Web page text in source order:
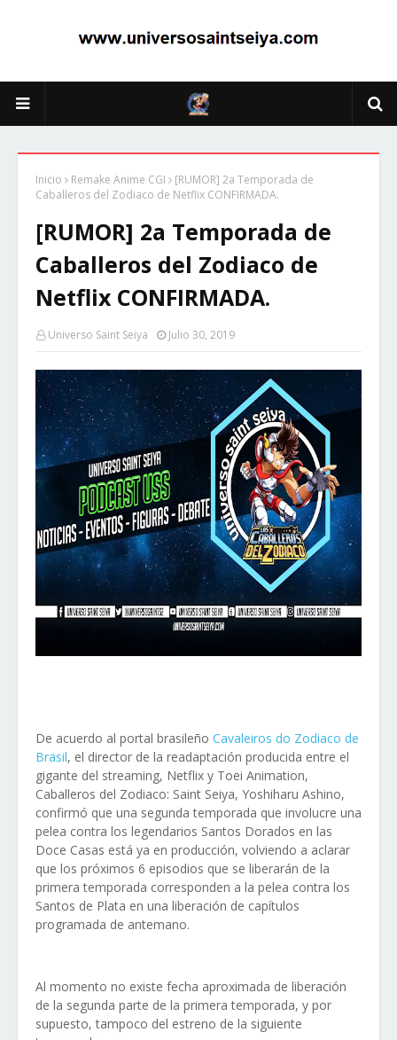
Inicio Remake Anime CGI
[RUMOR] 2a Temporada de
Caballeros del Zodiaco de Netflix CONFIRMADA.
[RUMOR] 2a Temporada de
Caballeros del Zodiaco de
Netflix CONFIRMADA.
Universo Saint Seiya Julio 30, 2019
De acuerdo al portal brasileño Cavaleiros do Zodiaco de
Brasil, el director de la readaptación producida entre el
gigante del streaming, Netflix y Toei Animation,
Caballeros del Zodiaco: Saint Seiya, Yoshiharu Ashino,
confirmó que una segunda temporada que involucre una
pelea contra los legendarios Santos Dorados en las
Doce Casas está ya en producción, volviendo a aclarar
que los próximos 6 episodios que se liberarán de la
primera temporada corresponden a la pelea contra los
Santos de Plata en una liberación de capítulos
programada de antemano.
Al momento no existe fecha aproximada de liberación
de la segunda parte de la primera temporada, y por
supuesto, tampoco del estreno de la siguiente